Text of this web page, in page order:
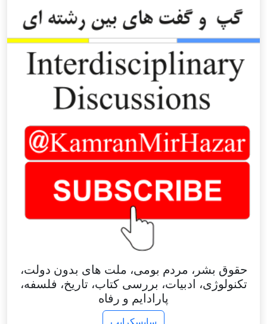
حقوق بشر، مردم بومی، ملت های بدون دولت،
تکنولوژی، ادبیات، بررسی کتاب، تاریخ، فلسفه،
پارادایم و رفاه